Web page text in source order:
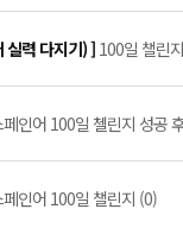
실력 다지기) ] 100일 챌린
인어 100일 첼린지 성공
인어 100일 챌린지 (0)